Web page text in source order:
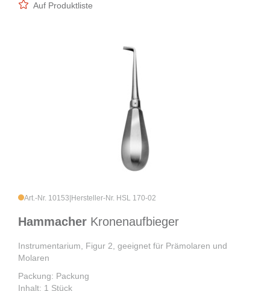
Auf Produktliste
Art.-Nr. 10153 Hersteller-Nr. HSL 170-02
Hammacher Kronenaufbieger
Instrumentarium, Figur 2, geeignet für Prämolaren und
Molaren
Packung: Packung
Inhalt: 1 Stück